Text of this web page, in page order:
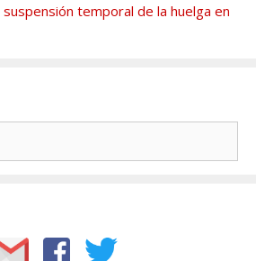
temporal de la huelga en